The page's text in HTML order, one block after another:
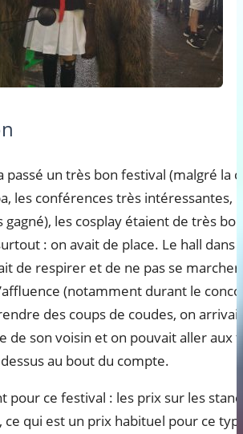
passé un très bon festival (malgré la
les conférences très intéressantes,
gagné), les cosplay étaient de très
: on avait de place. Le hall dans
de respirer et de ne pas se
(notamment durant le
des coups de coudes, on
de son voisin et on pouvait aller
au bout du compte.
pour ce festival : les prix sur les
qui est un prix habituel pour ce